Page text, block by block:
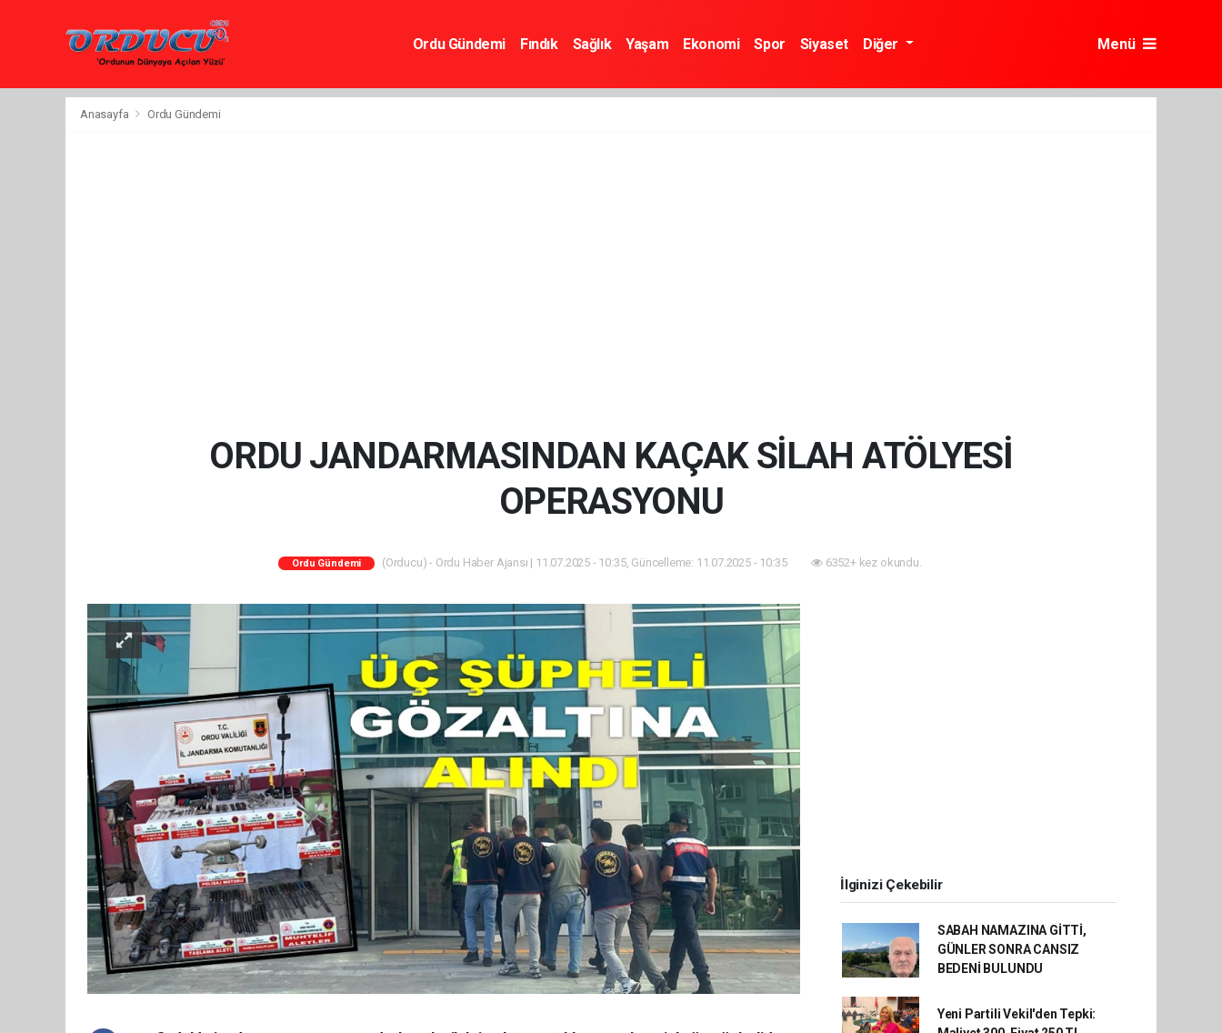
Ordu Gündemi Fındık Sağlık Yaşam Ekonomi Spor Siyaset Diğer Menü
Anasayfa Ordu Gündemi
ORDU JANDARMASINDAN KAÇAK SİLAH ATÖLYESİ
OPERASYONU
Ordu Gündemi (Orducu) - Ordu Haber Ajansı | 11.07.2025 - 10:35, Güncelleme: 11.07.2025 - 10:35 6352+ kez okundu.
İlginizi Çekebilir
SABAH NAMAZINA GİTTİ,
GÜNLER SONRA CANSIZ
BEDENİ BULUNDU
Yeni Partili Vekil'den Tepki: